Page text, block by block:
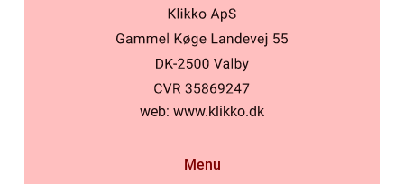
web: www.klikko.dk
Menu